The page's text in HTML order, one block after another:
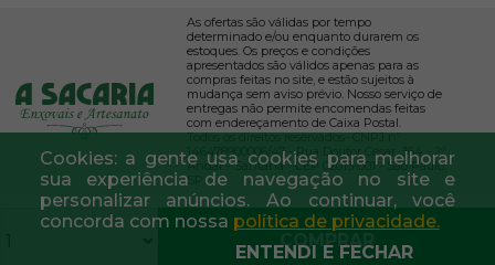
Cookies: a gente usa cookies para melhorar
sua experiência de navegação no site e
personalizar anúncios. Ao continuar, você
concorda com nossa política de privacidade.
ENTENDI E FECHAR
COMPRAR
As ofertas são válidas por tempo
determinado e/ou enquanto durarem os
estoques. Os preços e condições
apresentados são válidos apenas para as
compras feitas no site, e estão sujeitos à
mudança sem aviso prévio. Nosso serviço de
entregas não permite encomendas feitas
com endereçamento de Caixa Postal.
Todos os direitos reservados- CNPJ nº
146478900006/47 - Rua Doutor César, 364 - 2º
Andar - Santana - CEP 02013-001 - São Paulo,
SP.